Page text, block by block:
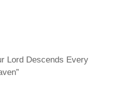
Lord Descends Every